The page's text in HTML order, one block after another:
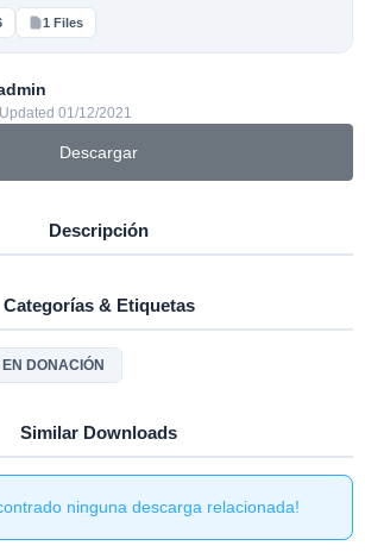
1 Files
01/12/2021
Descargar
Descripción
Categorías & Etiquetas
DONACIÓN
Similar Downloads
ninguna descarga relacionada!